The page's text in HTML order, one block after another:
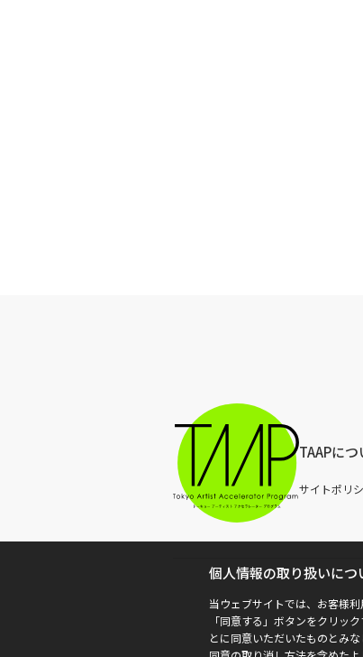
個人情報の取り扱いにつ
当ウェブサイトでは、お客様
「同意する」ボタンをクリッ
とに同意いただいたものとみな
TAAPにつ
サイトポリ